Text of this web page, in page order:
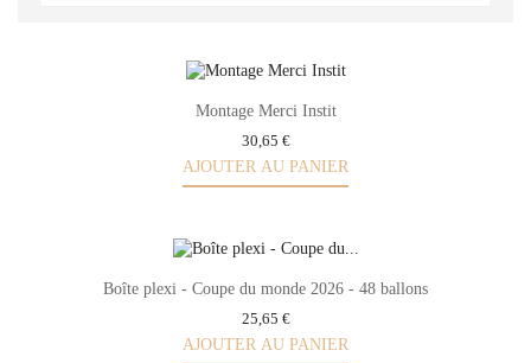
Montage Merci Instit
30,65 €
AJOUTER AU PANIER
Boîte plexi - Coupe du monde 2026 - 48 ballons
25,65 €
AJOUTER AU PANIER